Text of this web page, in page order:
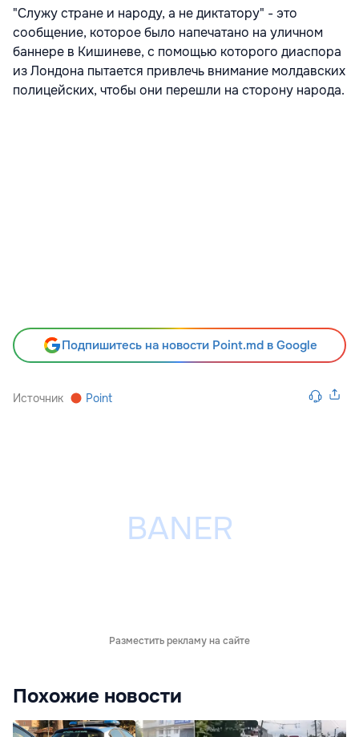
"Служу стране и народу, а не диктатору" - это
сообщение, которое было напечатано на уличном
баннере в Кишиневе, с помощью которого диаспора
из Лондона пытается привлечь внимание молдавских
полицейских, чтобы они перешли на сторону народа.
Подпишитесь на новости Point.md в Google
Источник Point
Разместить рекламу на сайте
Похожие новости